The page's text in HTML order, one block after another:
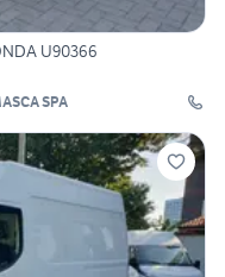
U90366
SPA